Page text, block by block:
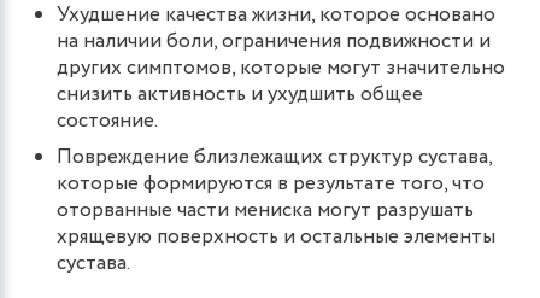
Ухудшение качества жизни, которое основано
на наличии боли, ограничения подвижности и
других симптомов, которые могут значительно
снизить активность и ухудшить общее
состояние.
Повреждение близлежащих структур сустава,
которые формируются в результате того, что
оторванные части мениска могут разрушать
хрящевую поверхность и остальные элементы
сустава.